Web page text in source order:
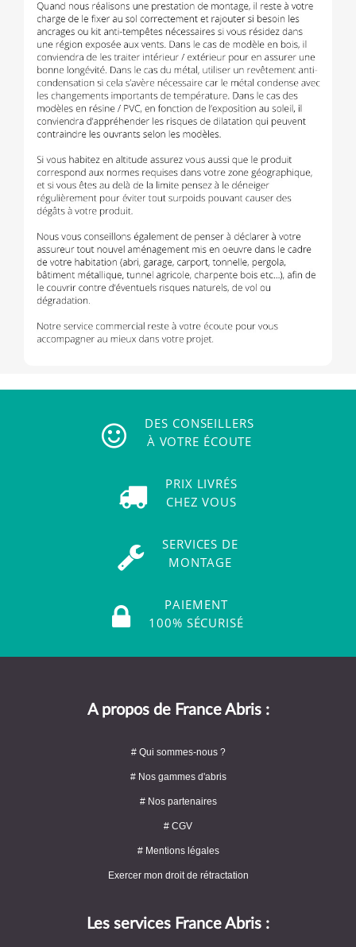
DES CONSEILLERS
À VOTRE ÉCOUTE
PRIX LIVRÉS
CHEZ VOUS
SERVICES DE
MONTAGE
PAIEMENT
100% SÉCURISÉ
A propos de France Abris :
# Qui sommes-nous ?
# Nos gammes d'abris
# Nos partenaires
# CGV
# Mentions légales
Exercer mon droit de rétractation
Les services France Abris :